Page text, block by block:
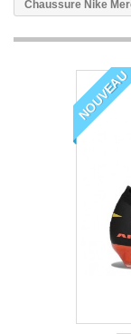
Chaussure Nike
NOUVEAU